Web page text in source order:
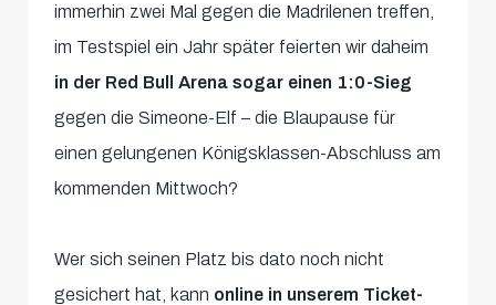
immerhin zwei Mal gegen die Madrilenen treffen,
im Testspiel ein Jahr später feierten wir daheim
in der Red Bull Arena sogar einen 1:0-Sieg
gegen die Simeone-Elf – die Blaupause für
einen gelungenen Königsklassen-Abschluss am
kommenden Mittwoch?
Wer sich seinen Platz bis dato noch nicht
gesichert hat, kann online in unserem Ticket-